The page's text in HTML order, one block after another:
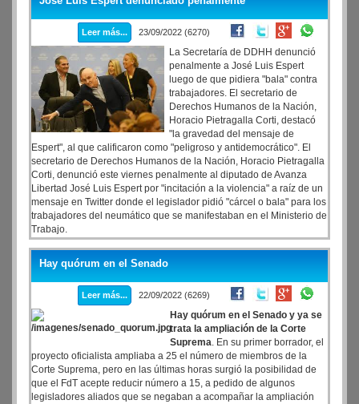
Leer más... 23/09/2022 (6270)
La Secretaría de DDHH denunció
penalmente a José Luis Espert
luego de que pidiera "bala" contra
trabajadores. El secretario de
Derechos Humanos de la Nación,
Horacio Pietragalla Corti, destacó
"la gravedad del mensaje de
Espert", al que calificaron como "peligroso y antidemocrático". El
secretario de Derechos Humanos de la Nación, Horacio Pietragalla
Corti, denunció este viernes penalmente al diputado de Avanza
Libertad José Luis Espert por "incitación a la violencia" a raíz de un
mensaje en Twitter donde el legislador pidió "cárcel o bala" para los
trabajadores del neumático que se manifestaban en el Ministerio de
Trabajo.
Hay quórum en el Senado
Leer más... 22/09/2022 (6269)
Hay quórum en el Senado y ya se
trata la ampliación de la Corte
Suprema. En su primer borrador, el
proyecto oficialista ampliaba a 25 el número de miembros de la
Corte Suprema, pero en las últimas horas surgió la posibilidad de
que el FdT acepte reducir número a 15, a pedido de algunos
legisladores aliados que se negaban a acompañar la ampliación